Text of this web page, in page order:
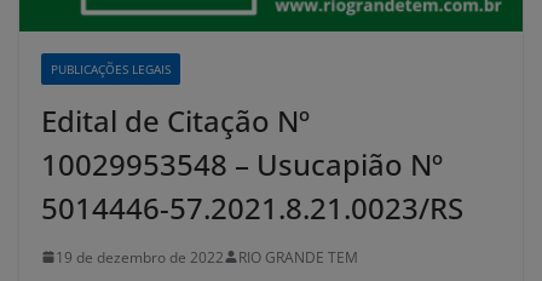
PUBLICAÇÕES LEGAIS
Edital de Citação Nº
10029953548 – Usucapião Nº
5014446-57.2021.8.21.0023/RS
19 de dezembro de 2022 RIO GRANDE TEM